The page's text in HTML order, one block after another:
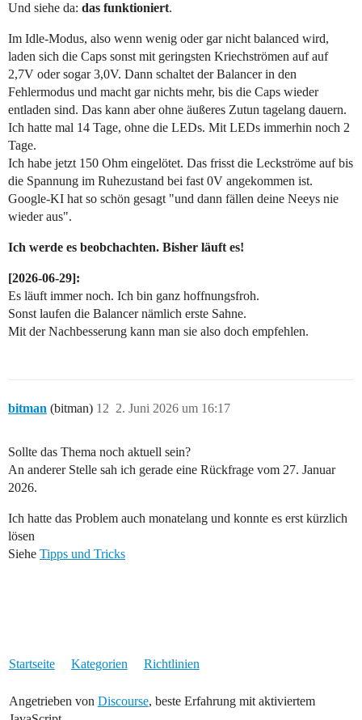
Und siehe da: das funktioniert.
Im Idle-Modus, also wenn wenig oder gar nicht balanced wird,
laden sich die Caps sonst mit geringsten Kriechströmen auf auf
2,7V oder sogar 3,0V. Dann schaltet der Balancer in den
Fehlermodus und macht gar nichts mehr, bis die Caps wieder
entladen sind. Das kann aber ohne äußeres Zutun tagelang dauern.
Ich hatte mal 14 Tage, ohne die LEDs. Mit LEDs immerhin noch 2
Tage.
Ich habe jetzt 150 Ohm eingelötet. Das frisst die Leckströme auf bis
die Spannung im Ruhezustand bei fast 0V angekommen ist.
Google-KI hat so schön gesagt "und dann fällen deine Neeys nie
wieder aus".
Ich werde es beobchachten. Bisher läuft es!
[2026-06-29]:
Es läuft immer noch. Ich bin ganz hoffnungsfroh.
Sonst laufen die Balancer nämlich erste Sahne.
Mit der Nachbesserung kann man sie also doch empfehlen.
bitman (bitman) 2. Juni 2026 um 16:17
12
Sollte das Thema noch aktuell sein?
An anderer Stelle sah ich gerade eine Rückfrage vom 27. Januar
2026.
Ich hatte das Problem auch monatelang und konnte es erst kürzlich
lösen
Siehe Tipps und Tricks
Startseite Kategorien Richtlinien
Angetrieben von Discourse, beste Erfahrung mit aktiviertem